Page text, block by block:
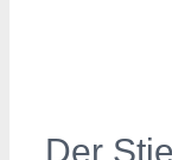
Der